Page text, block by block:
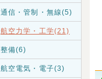
通信・管制・無線(5)
航空力学・工学(21)
整備(6)
航空電気・電子(3)